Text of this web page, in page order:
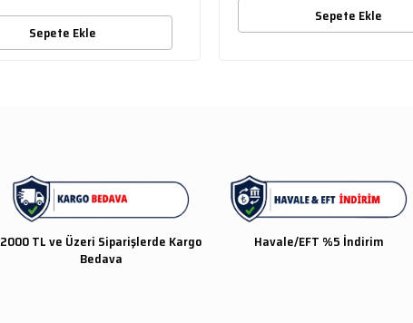
Sepete Ekle
Sepete Ekle
2000 TL ve Üzeri Siparişlerde Kargo
Bedava
Havale/EFT %5 İndirim